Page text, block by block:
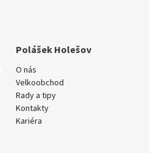
Polášek Holešov
O nás
Velkoobchod
Rady a tipy
Kontakty
Kariéra